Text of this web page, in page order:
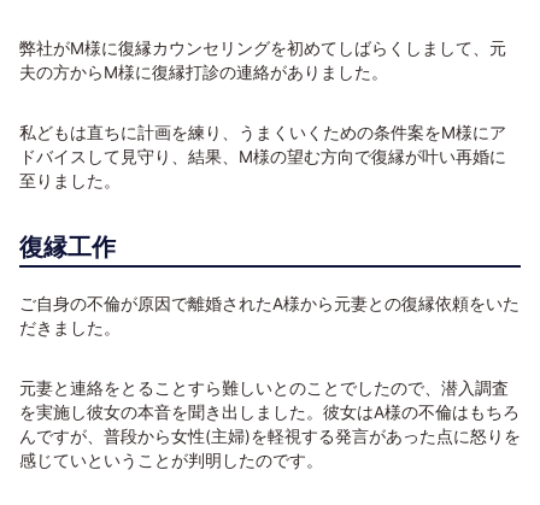
弊社がM様に復縁カウンセリングを初めてしばらくしまして、元
夫の方からM様に復縁打診の連絡がありました。
私どもは直ちに計画を練り、うまくいくための条件案をM様にア
ドバイスして見守り、結果、M様の望む方向で復縁が叶い再婚に
至りました。
復縁工作
ご自身の不倫が原因で離婚されたA様から元妻との復縁依頼をいた
だきました。
元妻と連絡をとることすら難しいとのことでしたので、潜入調査
を実施し彼女の本音を聞き出しました。彼女はA様の不倫はもちろ
んですが、普段から女性(主婦)を軽視する発言があった点に怒りを
感じていということが判明したのです。